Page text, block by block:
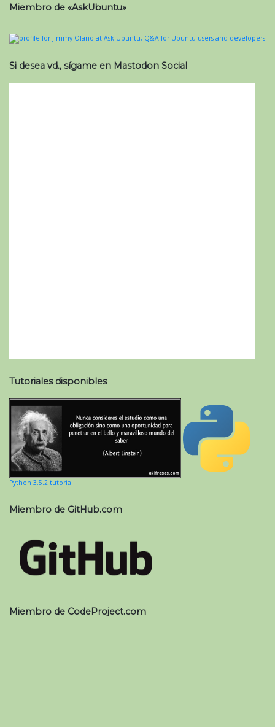
Miembro de «AskUbuntu»
Si desea vd., sígame en Mastodon Social
Tutoriales disponibles
Python 3.5.2 tutorial
Miembro de GitHub.com
Miembro de CodeProject.com